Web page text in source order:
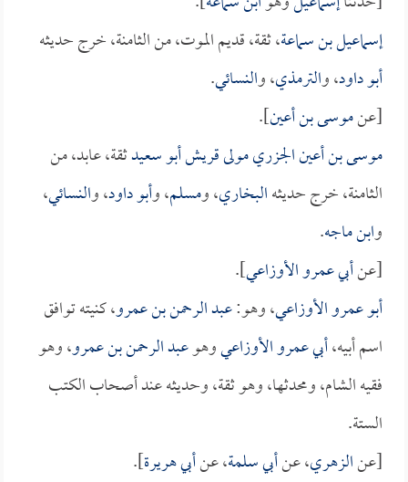
إسماعيل بن سماعة، ثقة، قديم الموت، من الثامنة، خرج حديثه
أبو داود، والترمذي، والنسائي.
[عنموسى بن أعين].
موسى بن أعين الجزري مولى قريش أبو سعيدثقة، عابد، من
الثامنة، خرج حديثهالبخاري، ومسلم، وأبو داود، والنسائي،
وابن ماجه.
[عنأبي عمرو الأوزاعي].
أبو عمرو الأوزاعي، وهو:عبد الرحمن بن عمرو، كنيته توافق
اسم أبيه،أبي عمرو الأوزاعيوهوعبد الرحمن بن عمرو، وهو
فقيه الشام، ومحدثها، وهو ثقة، وحديثه عند أصحاب الكتب
الستة.
[عنالزهري، عنأبي سلمة، عنأبي هريرة].